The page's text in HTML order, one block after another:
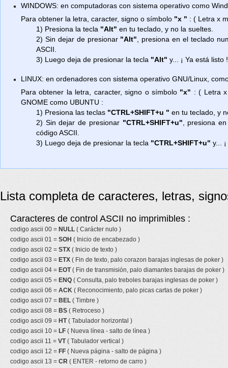
WINDOWS: en computadoras con sistema operativo como
Para obtener la letra, caracter, signo o símbolo "x " : ( Letra x
1) Presiona la tecla "Alt" en tu teclado, y no la sueltes.
2) Sin dejar de presionar "Alt" , presiona en el teclado
ASCII.
3) Luego deja de presionar la tecla "Alt" y... ¡ Ya está listo
LINUX: en ordenadores con sistema operativo GNU/Linux,
Para obtener la letra, caracter, signo o símbolo "x" : ( Letra
GNOME como UBUNTU :
1) Presiona las teclas "CTRL+SHIFT+u " en tu teclado, y
2) Sin dejar de presionar "CTRL+SHIFT+u" , presiona
código ASCII.
3) Luego deja de presionar la tecla "CTRL+SHIFT+u" y...
Lista completa de caracteres, letras,
Caracteres de control ASCII no imprimibles :
codigo ascii 00 = NULL ( Carácter nulo )
codigo ascii 01 = SOH ( Inicio de encabezado )
codigo ascii 02 = STX ( Inicio de texto )
codigo ascii 03 = ETX ( Fin de texto, palo corazon barajas inglesas de poker )
codigo ascii 04 = EOT( Fin de transmisión, palo diamantes barajas de poker )
codigo ascii 05 = ENQ ( Consulta, palo treboles barajas inglesas de poker )
codigo ascii 06 = ACK ( Reconocimiento, palo picas cartas de poker )
codigo ascii 07 = BEL ( Timbre )
codigo ascii 08 = BS ( Retroceso )
codigo ascii 09 = HT( Tabulador horizontal )
codigo ascii 10 = LF ( Nueva línea - salto de línea )
codigo ascii 11 = VT( Tabulador vertical )
codigo ascii 12 = FF ( Nueva página - salto de página )
codigo ascii 13 = CR ( ENTER - retorno de carro )